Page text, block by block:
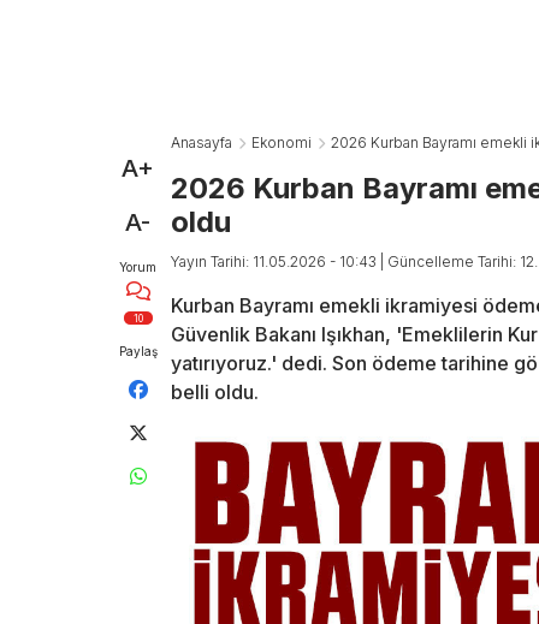
A+
A-
Yorum
10
Paylaş
Anasayfa Ekonomi 2026 Kurban Bayramı
2026 Kurban Bayramı
oldu
Yayın Tarihi: 11.05.2026 - 10:43 | Güncelleme Tarihi:
Kurban Bayramı emekli ikramiyesi
Güvenlik Bakanı Işıkhan, 'Emeklilerin
yatırıyoruz.' dedi. Son ödeme tarihine
belli oldu.